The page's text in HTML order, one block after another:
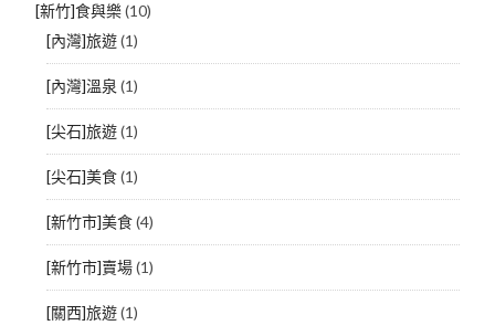
[新竹]食與樂(10)
[內灣]旅遊(1)
[內灣]溫泉 (1)
[尖石]旅遊(1)
[尖石]美食(1)
[新竹市]美食(4)
[新竹市]賣場(1)
[關西]旅遊(1)